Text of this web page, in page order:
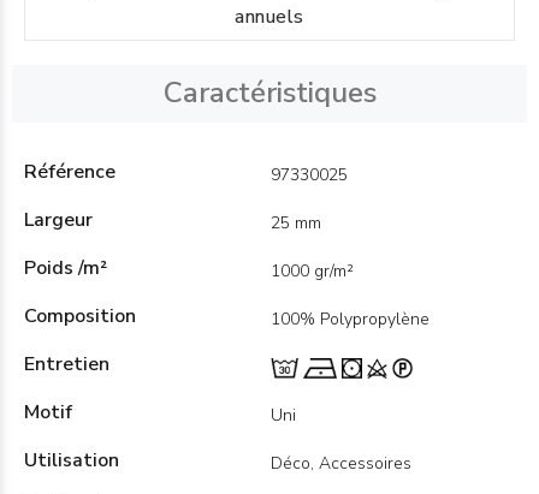
annuels
Caractéristiques
Référence 97330025
Largeur 25 mm
Poids /m² 1000 gr/m²
Composition 100% Polypropylène
Entretien
Motif
Uni
Utilisation Déco, Accessoires